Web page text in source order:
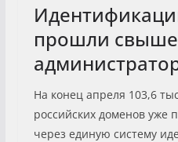
прошли свыше
На конец апреля 103,6
российских доменов
через единую систему